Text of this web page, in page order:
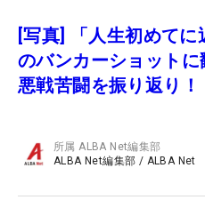
[写真] 「人生初めて
のバンカーショット
悪戦苦闘を振り返り！
所属ALBA Net編集部
ALBA Net編集部 / ALBA Net